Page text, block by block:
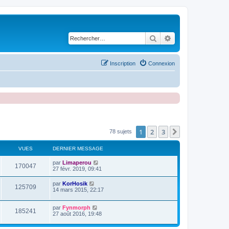
Rechercher
Connexion
Inscription
78 sujets 1 2 3
VUES DERNIER MESSAGE
170047
u
D
e
i
e
e
s
s
par Limaperou
27 févr. 2019, 09:41
125709
u
s
D
e
n
i
e
m
par KorHosik
14 mars 2015, 22:17
185241
u
D
e
n
par Fynmorph
27 août 2016, 19:48